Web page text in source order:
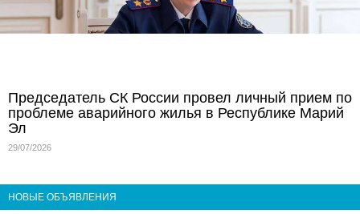
Председатель СК России провел личный прием по
проблеме аварийного жилья в Республике Марий
Эл
29/07/2026
НОВЫЕ ОБЪЯВЛЕНИЯ